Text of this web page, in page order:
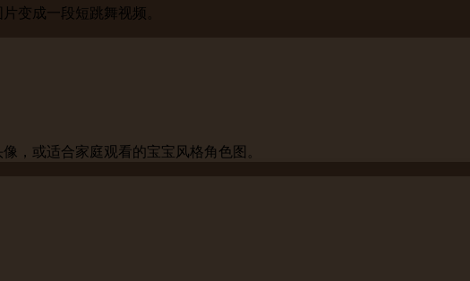
变成一段短跳舞视频。
，或适合家庭观看的宝宝风格角色图。